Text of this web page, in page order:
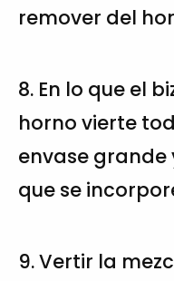
remover del
8. En lo que el
horno vierte
envase grande
que se
9. Vertir la